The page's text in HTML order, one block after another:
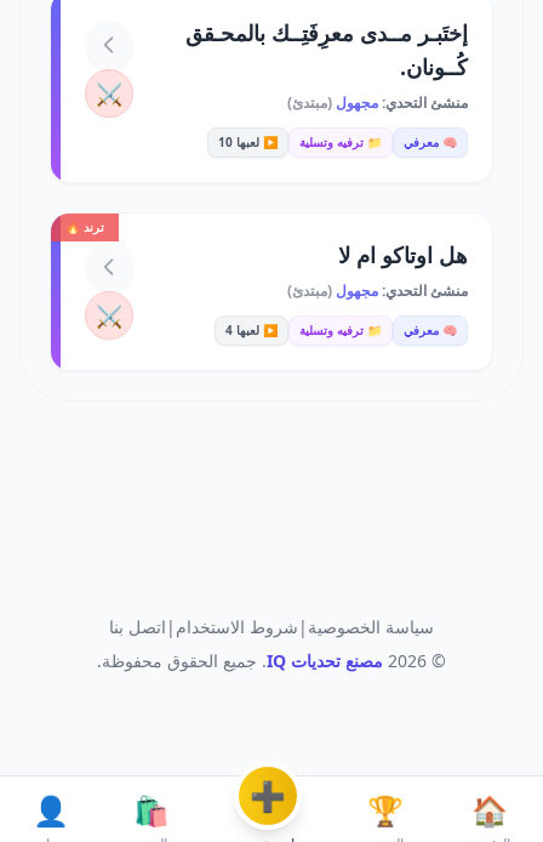
إختَبـر مــدى معرِفَتِــك بالمحـقق
كُــونان.
منشئ التحدي:مجهول (مبتدئ)
🧠 معرفي 📁 ترفيه وتسلية ▶️ لعبها 10
⚔️
ترند 🔥
هل اوتاكو ام لا
منشئ التحدي:مجهول (مبتدئ)
🧠 معرفي 📁 ترفيه وتسلية ▶️ لعبها 4 ⚔️
🏠
🏆
➕
🛍️
👤
سياسة الخصوصية | شروط الاستخدام | اتصل بنا
© 2026
مصنع تحديات IQ . جميع الحقوق محفوظة.